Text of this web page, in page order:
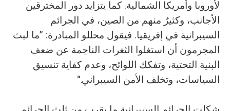
لأوروبا وأمريكا الشمالية. كما يتزايد دور المخترقين
الأجانب، وكثيرٌ منهم من الصين، في الجرائم
السيبرانية في إفريقيا. فيقول محللو المبادرة: ”ما لبث
المجرمون أن استغلوا الثغرات الناجمة عن ضعف
البنية التحتية، وتفكك اللوائح، وعدم كفاية تنسيق
السياسات، وتخلف الأمن السيبراني.“